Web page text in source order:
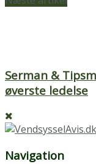
Serman &
øverste ledelse
Navigation